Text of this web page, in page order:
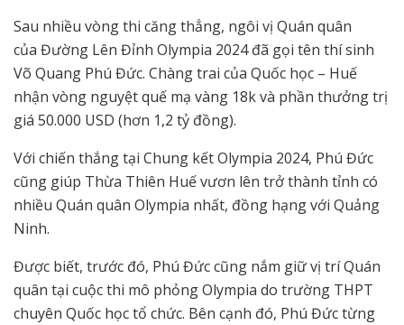
Sau nhiều vòng thi căng thẳng, ngôi vị Quán quân
của Đường Lên Đỉnh Olympia 2024 đã gọi tên thí sinh
Võ Quang Phú Đức. Chàng trai của Quốc học – Huế
nhận vòng nguyệt quế mạ vàng 18k và phần thưởng trị
giá 50.000 USD (hơn 1,2 tỷ đồng).
Với chiến thắng tại Chung kết Olympia 2024, Phú Đức
cũng giúp Thừa Thiên Huế vươn lên trở thành tỉnh có
nhiều Quán quân Olympia nhất, đồng hạng với Quảng
Ninh.
Được biết, trước đó, Phú Đức cũng nắm giữ vị trí Quán
quân tại cuộc thi mô phỏng Olympia do trường THPT
chuyên Quốc học tổ chức. Bên cạnh đó, Phú Đức từng